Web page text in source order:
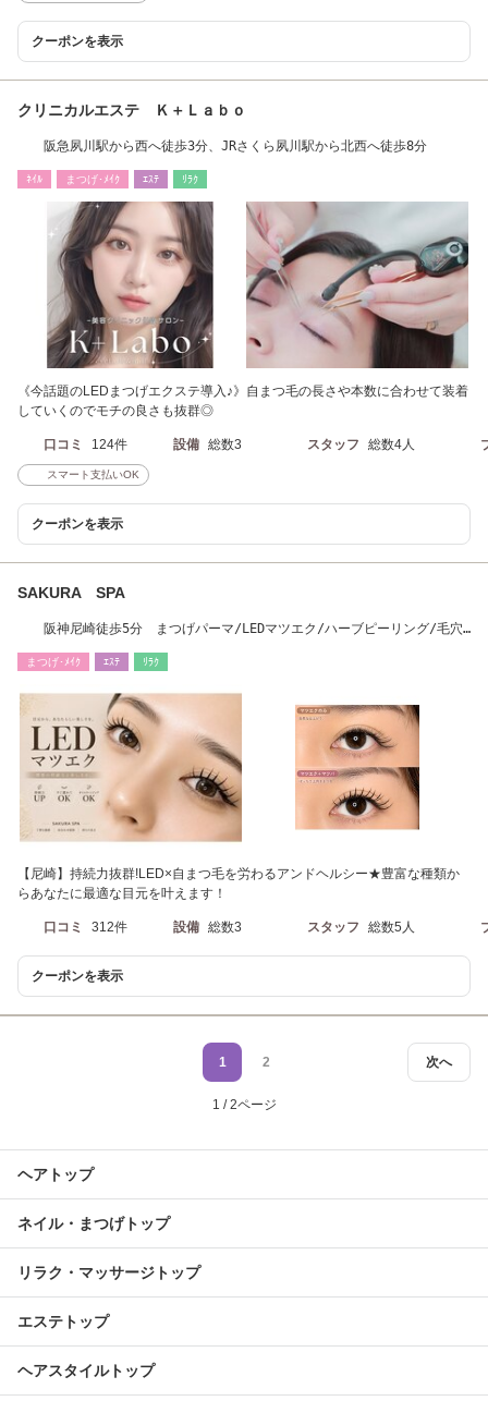
クーポンを表示
クリニカルエステ Ｋ＋Ｌａｂｏ
阪急夙川駅から西へ徒歩3分、JRさくら夙川駅から北西へ徒歩8分
ﾈｲﾙ まつげ･ﾒｲｸ ｴｽﾃ ﾘﾗｸ
《今話題のLEDまつげエクステ導入♪》自まつ毛の長さや本数に合わせて装着
していくのでモチの良さも抜群◎
口コミ 124件 設備 総数3 スタッフ 総数4人
スマート支払いOK
クーポンを表示
SAKURA SPA
阪神尼崎徒歩5分 まつげパーマ/LEDマツエク/ハーブピーリング/毛穴/
まつげ･ﾒｲｸ ｴｽﾃ ﾘﾗｸ
【尼崎】持続力抜群!LED×自まつ毛を労わるアンドヘルシー★豊富な種類か
らあなたに最適な目元を叶えます！
口コミ 312件 設備 総数3 スタッフ 総数5人
クーポンを表示
次へ
1 2
1 / 2ページ
ヘアトップ
ネイル・まつげトップ
リラク・マッサージトップ
エステトップ
ヘアスタイルトップ